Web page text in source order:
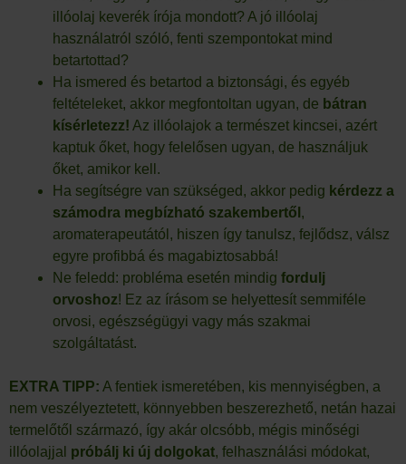
illóolaj keverék írója mondott? A jó illóolaj
használatról szóló, fenti szempontokat mind
betartottad?
Ha ismered és betartod a biztonsági, és egyéb
feltételeket, akkor megfontoltan ugyan, de bátran
kísérletezz! Az illóolajok a természet kincsei, azért
kaptuk őket, hogy felelősen ugyan, de használjuk
őket, amikor kell.
Ha segítségre van szükséged, akkor pedig kérdezz a
számodra megbízható szakembertől ,
aromaterapeutától, hiszen így tanulsz, fejlődsz, válsz
egyre profibbá és magabiztosabbá!
Ne feledd: probléma esetén mindig fordulj
orvoshoz! Ez az írásom se helyettesít semmiféle
orvosi, egészségügyi vagy más szakmai
szolgáltatást.
EXTRA TIPP: A fentiek ismeretében, kis mennyiségben, a
nem veszélyeztetett, könnyebben beszerezhető, netán hazai
termelőtől származó, így akár olcsóbb, mégis minőségi
illóolajjal próbálj ki új dolgokat, felhasználási módokat,